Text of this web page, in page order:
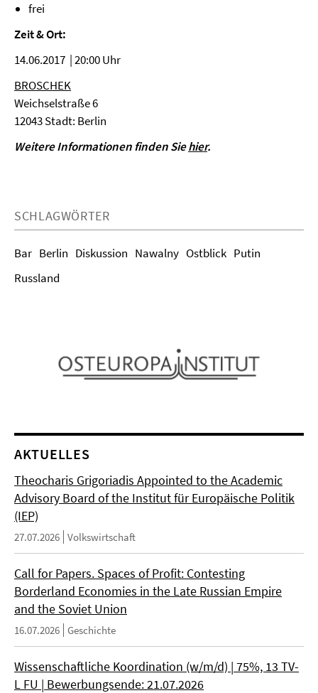
frei
Zeit & Ort:
14.06.2017 | 20:00 Uhr
BROSCHEK
Weichselstraße 6
12043 Stadt: Berlin
Weitere Informationen finden Siehier.
SCHLAGWÖRTER
Bar Berlin Diskussion Nawalny Ostblick Putin
Russland
AKTUELLES
Theocharis Grigoriadis Appointed to the Academic
Advisory Board of the Institut für Europäische Politik
(IEP)
27.07.2026 Volkswirtschaft
Call for Papers. Spaces of Profit: Contesting
Borderland Economies in the Late Russian Empire
and the Soviet Union
16.07.2026 Geschichte
Wissenschaftliche Koordination (w/m/d) | 75%, 13 TV-
L FU | Bewerbungsende: 21.07.2026